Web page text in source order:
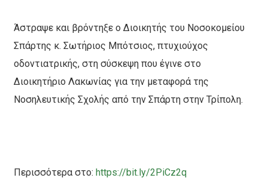
Άστραψε και βρόντηξε ο Διοικητής του Νοσοκομείου
Σπάρτης κ. Σωτήριος Μπότσιος, πτυχιούχος
οδοντιατρικής, στη σύσκεψη που έγινε στο
Διοικητήριο Λακωνίας για την μεταφορά της
Νοσηλευτικής Σχολής από την Σπάρτη στην Τρίπολη.
Περισσότερα στο: https://bit.ly/2PiCz2q